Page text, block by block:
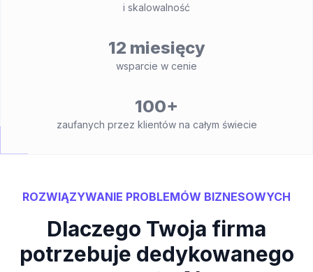
i skalowalność
12 miesięcy
wsparcie w cenie
100+
zaufanych przez klientów na całym świecie
ROZWIĄZYWANIE PROBLEMÓW BIZNESOWYCH
Dlaczego Twoja firma
potrzebuje dedykowanego